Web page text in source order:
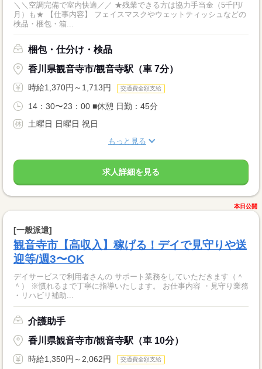
＼＼空調完備で室内快適／／ ★残業できる方は協力手当金（5千円/
月）も★ 【仕事内容】 フェイスマスクやウェットティッシュなどの
検品・梱包・箱...
梱包・仕分け・検品
香川県観音寺市/観音寺駅（車 7分）
時給1,370円～1,713円 交通費全額支給
14：30〜23：00 ■休憩 日勤：45分
土曜日 日曜日 祝日
もっと見る
求人詳細を見る
本日公開
[一般派遣]
観音寺市【高収入】稼げる！デイで見守りや送
迎等/週3〜OK
デイサービスで利用者さんの サポート業務をしていただきます（＾
＾） ※慣れるまで丁寧に指導いたします。 お仕事内容 ・見守り業務
・リハビリ補助...
介護助手
香川県観音寺市/観音寺駅（車 10分）
時給1,350円～2,062円 交通費全額支給